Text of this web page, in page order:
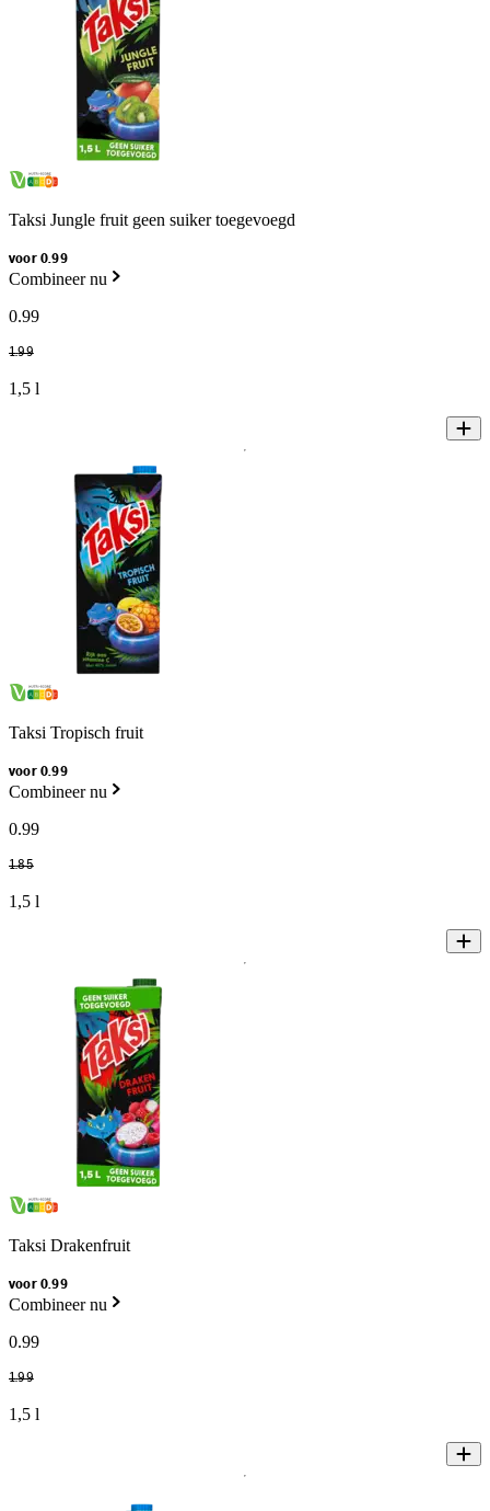
Taksi Jungle fruit geen suiker toegevoegd
voor 0.99
Combineer nu
0.99
1.99
1,5 l
Taksi Tropisch fruit
voor 0.99
Combineer nu
0.99
1.85
1,5 l
Taksi Drakenfruit
voor 0.99
Combineer nu
0.99
1.99
1,5 l